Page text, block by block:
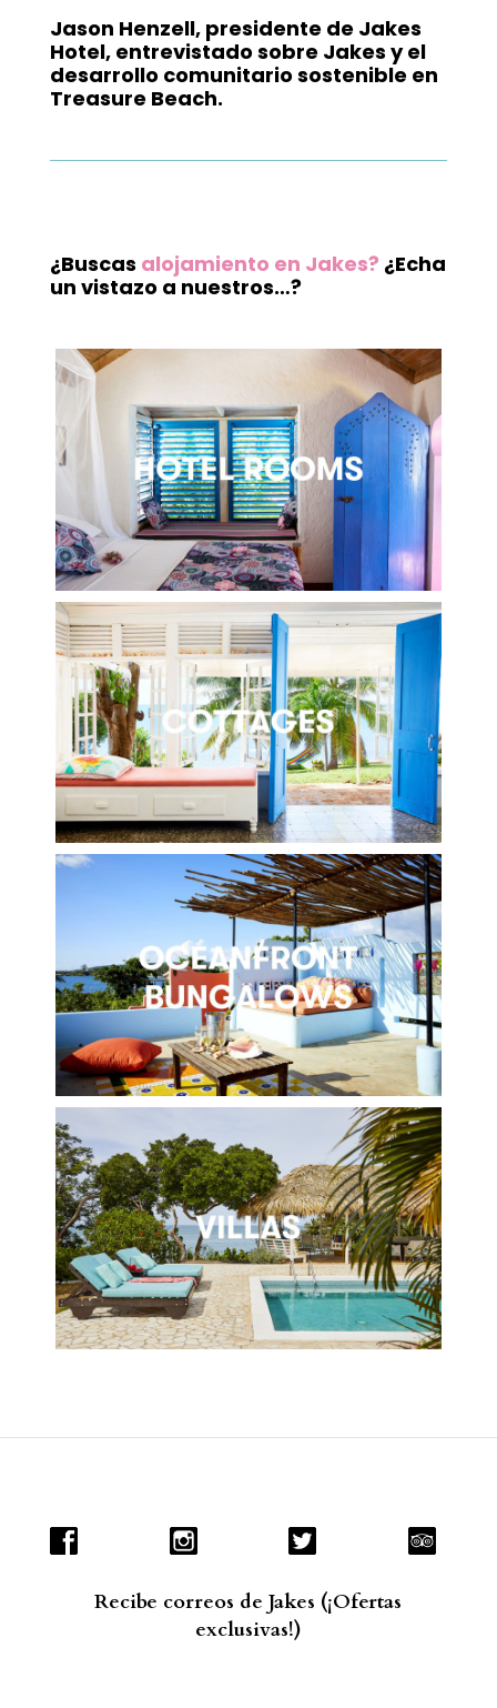
Jason Henzell, presidente de Jakes
Hotel, entrevistado sobre Jakes y el
desarrollo comunitario sostenible en
Treasure Beach.
¿Buscas alojamiento en Jakes? ¿Echa
un vistazo a nuestros…?
Recibe correos de Jakes (¡Ofertas
exclusivas!)